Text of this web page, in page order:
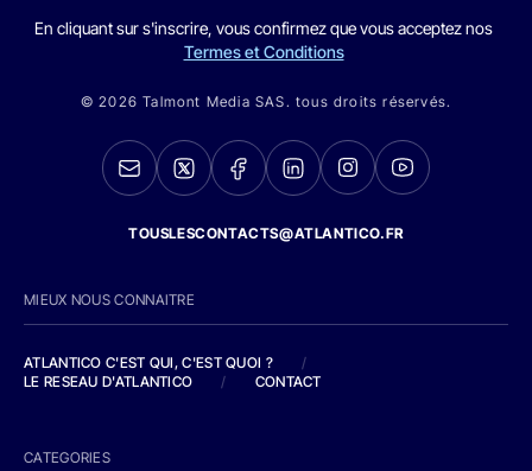
En cliquant sur s'inscrire, vous confirmez que vous acceptez nos
Termes et Conditions
© 2026 Talmont Media SAS. tous droits réservés.
TOUSLESCONTACTS@ATLANTICO.FR
MIEUX NOUS CONNAITRE
ATLANTICO C'EST QUI, C'EST QUOI ?
/
LE RESEAU D'ATLANTICO
/ CONTACT
CATEGORIES